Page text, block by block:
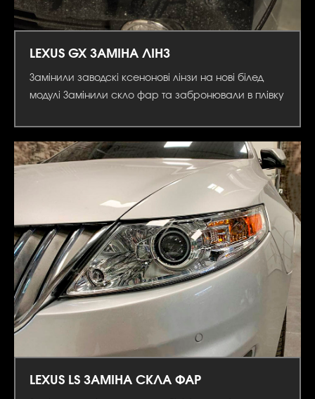
LEXUS GX ЗАМІНА ЛІНЗ
Замінили заводскі ксенонові лінзи на нові білед
модулі Замінили скло фар та забронювали в плівку
LEXUS LS ЗАМІНА СКЛА ФАР